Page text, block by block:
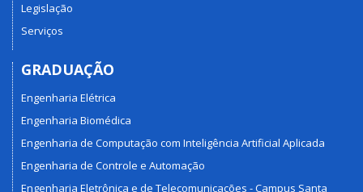
Legislação
Serviços
GRADUAÇÃO
Engenharia Elétrica
Engenharia Biomédica
Engenharia de Computação com Inteligência Artificial Aplicada
Engenharia de Controle e Automação
Engenharia Eletrônica e de Telecomunicações - Campus Santa